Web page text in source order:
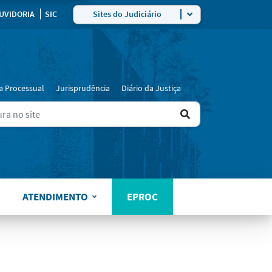
SIC Sites do Judiciário
Processual Jurisprudência Diário da Justiça
Ir
resultado
ATENDIMENTO EPROC